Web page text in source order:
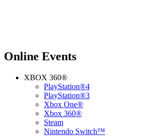
Online Events
XBOX 360®
PlayStation®4
PlayStation®3
Xbox One®
Xbox 360®
Steam
Nintendo Switch™